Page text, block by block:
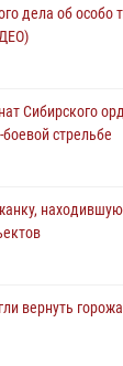
дела об особо
Сибирского
стрельбе
вернуть